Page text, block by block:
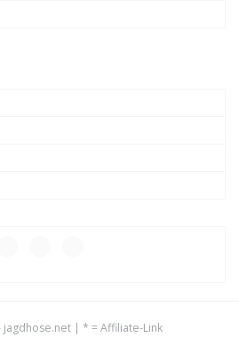
jagdhose.net | * = Affiliate-Link